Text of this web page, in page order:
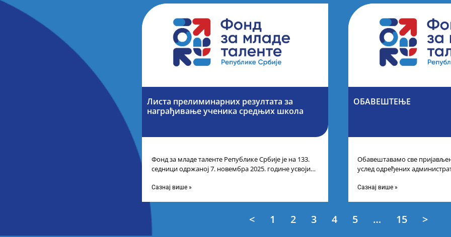
Листа прелиминарних резултата за
награђивање ученика средњих школа
Фонд за младе таленте Републике Србије је на 133.
седници одржаној 7. новембра 2025. године усвојио
Сазнај више »
ОБАВЕШТЕЊЕ
Обавештавамо све
услед одређених
Конкурсу за доделу награда
Сазнај више »
< 1 2 3 4 5 … 15 >